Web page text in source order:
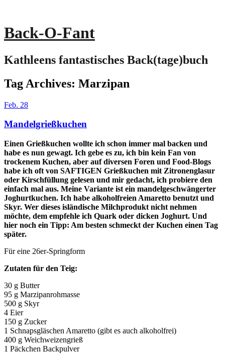
Back-O-Fant
Kathleens fantastisches Back(tage)buch
Tag Archives: Marzipan
Feb. 28
Mandelgrießkuchen
Einen Grießkuchen wollte ich schon immer mal backen und
habe es nun gewagt. Ich gebe es zu, ich bin kein Fan von
trockenem Kuchen, aber auf diversen Foren und Food-Blogs
habe ich oft von SAFTIGEN Grießkuchen mit Zitronenglasur
oder Kirschfüllung gelesen und mir gedacht, ich probiere den
einfach mal aus. Meine Variante ist ein mandelgeschwängerter
Joghurtkuchen. Ich habe alkoholfreien Amaretto benutzt und
Skyr. Wer dieses isländische Milchprodukt nicht nehmen
möchte, dem empfehle ich Quark oder dicken Joghurt. Und
hier noch ein Tipp: Am besten schmeckt der Kuchen einen Tag
später.
Für eine 26er-Springform
Zutaten für den Teig:
30 g Butter
95 g Marzipanrohmasse
500 g Skyr
4 Eier
150 g Zucker
1 Schnapsgläschen Amaretto (gibt es auch alkoholfrei)
400 g Weichweizengrieß
1 Päckchen Backpulver